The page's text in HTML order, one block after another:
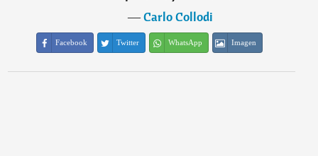
―Carlo Collodi
Facebook Twitter WhatsApp Imagen